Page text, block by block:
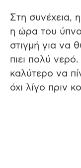
Στη συνέχεια,
η ώρα του
στιγμή για να
πιει πολύ νερό.
καλύτερο να
όχι λίγο πριν